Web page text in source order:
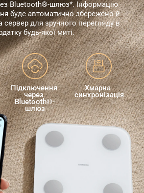
Bluetooth®-шлюз*. Інформацію
буде автоматично збережено й
сервер для зручного перегляду в
будь-якої миті.
Підключення
через
Bluetooth®-
шлюз
Хмарна
синхронізація